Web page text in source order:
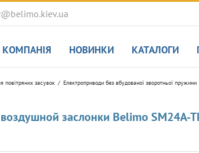
КОМПАНІЯ НОВИНКИ КАТАЛОГИ
повітряних засувок Електроприводи без вбудованої зворотньої пружини
заслонки Belimo SM24A-